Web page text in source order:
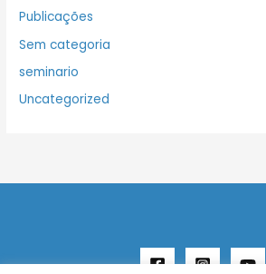
Publicações
Sem categoria
seminario
Uncategorized